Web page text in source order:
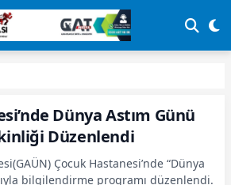
Dünya Astım Günü
Düzenlendi
Çocuk Hastanesi’nde “Dünya
bilgilendirme programı düzenlendi.